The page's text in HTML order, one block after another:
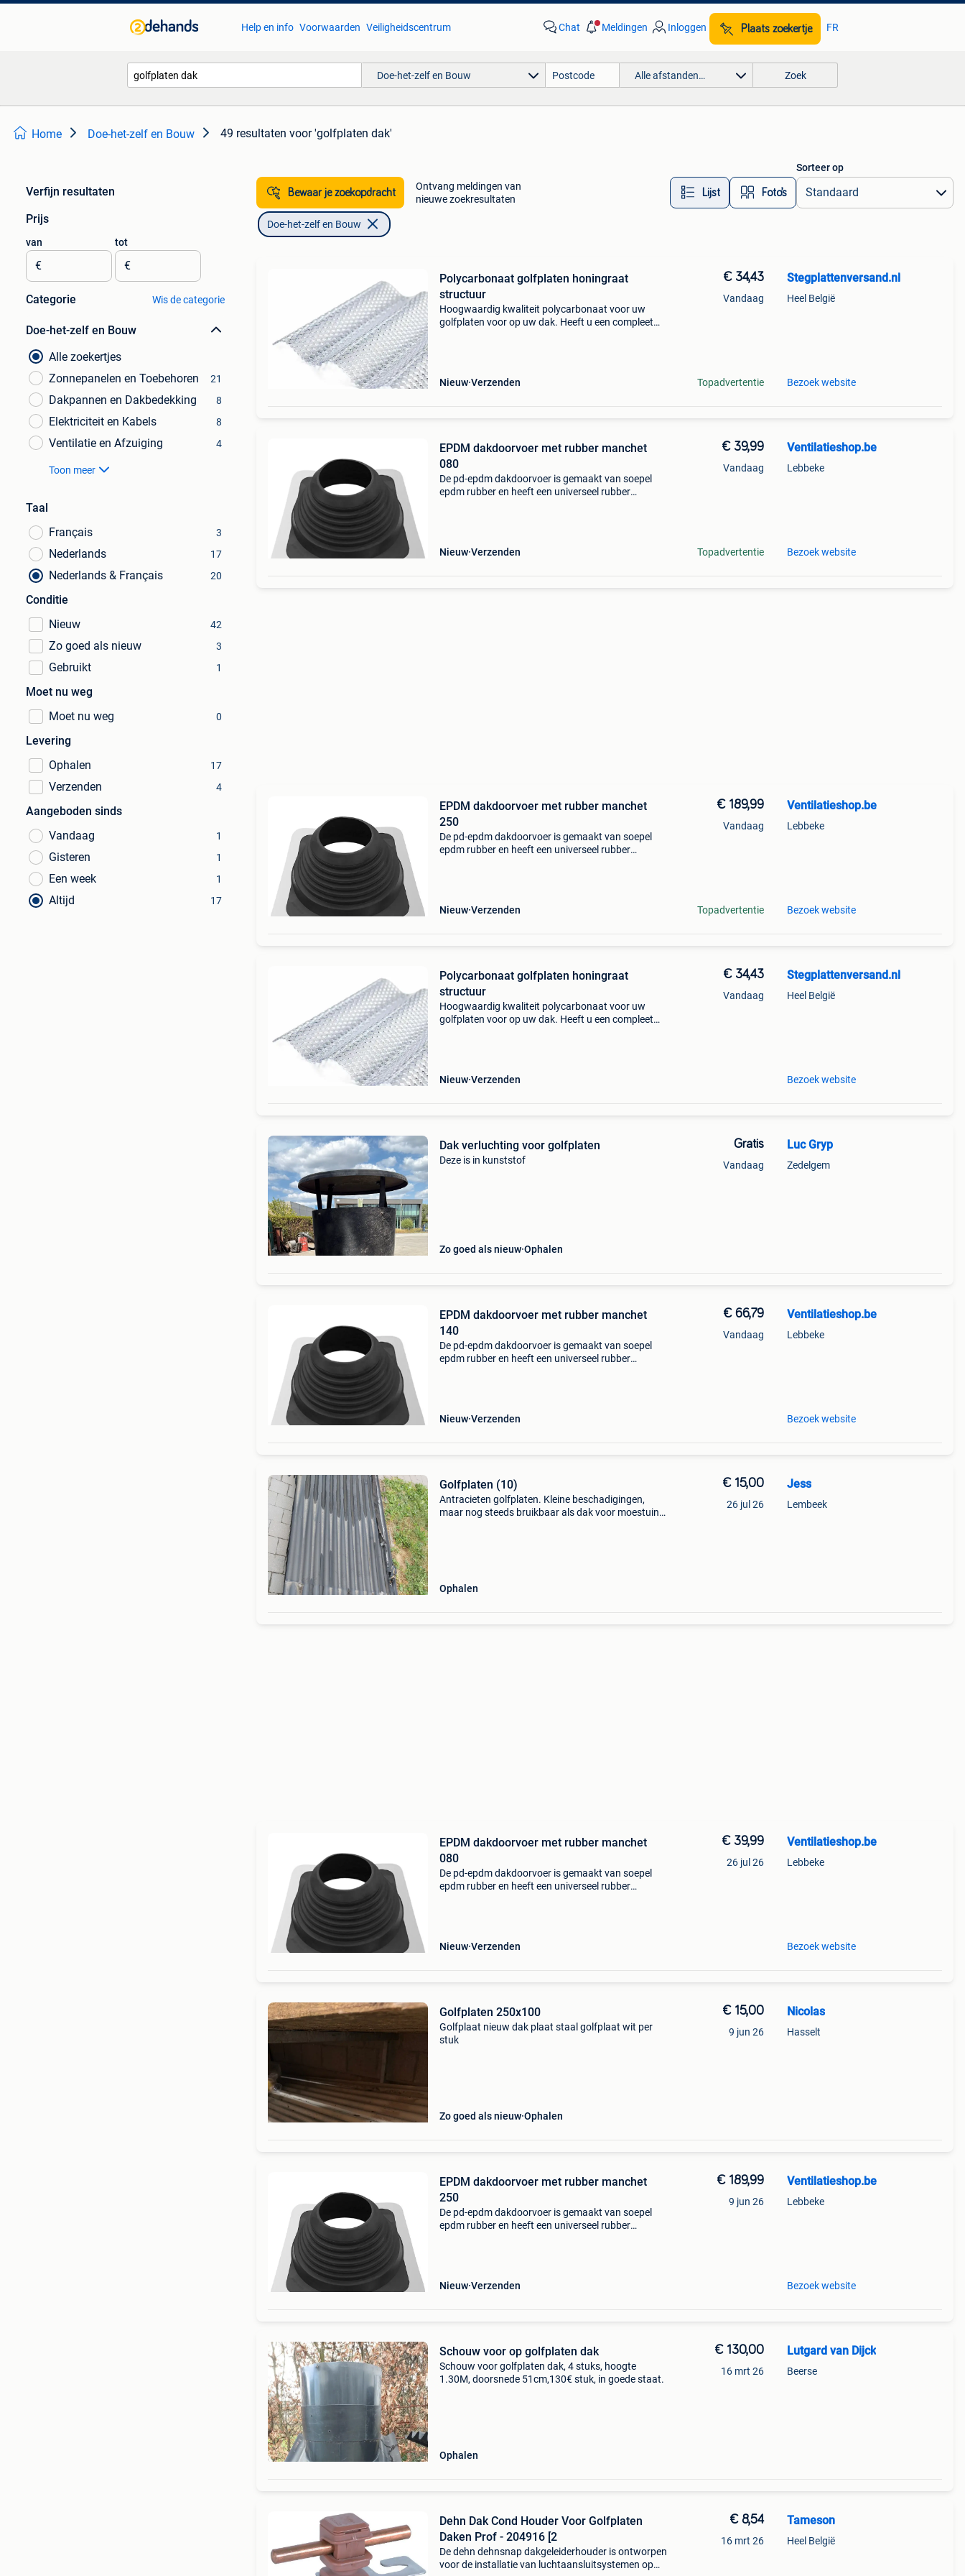
Help en info Voorwaarden Veiligheidscentrum Chat Meldingen Inloggen Plaats zoekertje FR
Doe-het-zelf en Bouw Alle afstanden… Zoek
Home Doe-het-zelf en Bouw 49 resultaten voor 'golfplaten dak'
Verfijn resultaten
Prijs
van
€
tot
€
Categorie Wis de categorie
Doe-het-zelf en Bouw
Alle zoekertjes
Zonnepanelen en Toebehoren
21
Dakpannen en Dakbedekking 8
Elektriciteit en Kabels 8
Ventilatie en Afzuiging 4
Toon meer
Taal
Français
3
Nederlands 17
Nederlands & Français 20
Conditie
Nieuw
42
Zo goed als nieuw 3
Gebruikt 1
Moet nu weg
Moet nu weg
0
Levering
Ophalen
17
Verzenden 4
Aangeboden sinds
Vandaag
1
Gisteren 1
Een week 1
Altijd 17
Bewaar je zoekopdracht
Ontvang meldingen van
nieuwe zoekresultaten
Lijst Foto’s
Sorteer op
Doe-het-zelf en Bouw
Polycarbonaat golfplaten honingraat
structuur
Hoogwaardig kwaliteit polycarbonaat voor uw
golfplaten voor op uw dak. Heeft u een compleet
Nieuw Verzenden
€ 34,43
Vandaag
Topadvertentie
Stegplattenversand.nl
Heel België
Bezoek website
EPDM dakdoorvoer met rubber manchet
080
De pd-epdm dakdoorvoer is gemaakt van soepel
epdm rubber en heeft een universeel rubber
Nieuw Verzenden
€ 39,99
Vandaag
Topadvertentie
Ventilatieshop.be
Lebbeke
Bezoek website
EPDM dakdoorvoer met rubber manchet
250
De pd-epdm dakdoorvoer is gemaakt van soepel
epdm rubber en heeft een universeel rubber
Nieuw Verzenden
€ 189,99
Vandaag
Topadvertentie
Ventilatieshop.be
Lebbeke
Bezoek website
Polycarbonaat golfplaten honingraat
structuur
Hoogwaardig kwaliteit polycarbonaat voor uw
golfplaten voor op uw dak. Heeft u een compleet
Nieuw Verzenden
€ 34,43
Vandaag
Stegplattenversand.nl
Heel België
Bezoek website
Dak verluchting voor golfplaten
Deze is in kunststof
Zo goed als nieuw Ophalen
Gratis
Vandaag
Luc Gryp
Zedelgem
EPDM dakdoorvoer met rubber manchet
140
De pd-epdm dakdoorvoer is gemaakt van soepel
epdm rubber en heeft een universeel rubber
Nieuw Verzenden
€ 66,79
Vandaag
Ventilatieshop.be
Lebbeke
Bezoek website
Golfplaten (10)
Antracieten golfplaten. Kleine beschadigingen,
maar nog steeds bruikbaar als dak voor moestuin
Ophalen
€ 15,00
26 jul 26
Jess
Lembeek
EPDM dakdoorvoer met rubber manchet
080
De pd-epdm dakdoorvoer is gemaakt van soepel
epdm rubber en heeft een universeel rubber
Nieuw Verzenden
€ 39,99
26 jul 26
Ventilatieshop.be
Lebbeke
Bezoek website
Golfplaten 250x100
Golfplaat nieuw dak plaat staal golfplaat wit per
stuk
Zo goed als nieuw Ophalen
€ 15,00
9 jun 26
Nicolas
Hasselt
EPDM dakdoorvoer met rubber manchet
250
De pd-epdm dakdoorvoer is gemaakt van soepel
epdm rubber en heeft een universeel rubber
Nieuw Verzenden
€ 189,99
9 jun 26
Ventilatieshop.be
Lebbeke
Bezoek website
Schouw voor op golfplaten dak
Schouw voor golfplaten dak, 4 stuks, hoogte
1.30M, doorsnede 51cm,130€ stuk, in goede staat.
Ophalen
€ 130,00
16 mrt 26
Lutgard van Dijck
Beerse
Dehn Dak Cond Houder Voor Golfplaten
Daken Prof - 204916 [2
De dehn dehnsnap dakgeleiderhouder is ontworpen
voor de installatie van luchtaansluitsystemen op
€ 8,54
16 mrt 26
Tameson
Heel België